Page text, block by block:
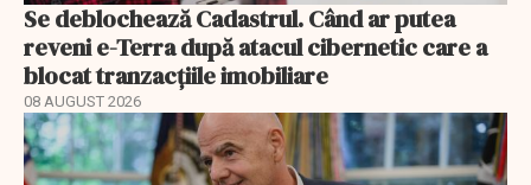
Se deblochează Cadastrul. Când ar putea
reveni e-Terra după atacul cibernetic care a
blocat tranzacțiile imobiliare
08 AUGUST 2026